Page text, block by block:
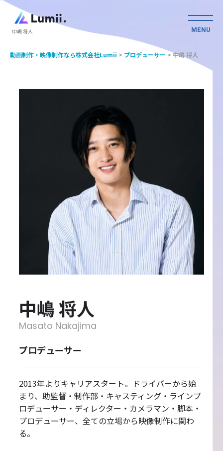
中嶋 将人 MENU
動画制作・映像制作なら株式会社Lumii > プロデューサー >中嶋 将人
中嶋 将人
Masato Nakajima
プロデューサー
2013年よりキャリアスタート。ドライバーから始
まり、助監督・制作部・キャスティング・ラインプ
ロデューサー・ディレクター・カメラマン・脚本・
プロデューサー、全ての立場から映像制作に関わ
る。